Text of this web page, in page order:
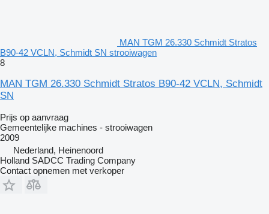
MAN TGM 26.330 Schmidt Stratos
B90-42 VCLN, Schmidt SN strooiwagen
8
MAN TGM 26.330 Schmidt Stratos B90-42 VCLN, Schmidt
SN
Prijs op aanvraag
Gemeentelijke machines - strooiwagen
2009
Nederland, Heinenoord
Holland SADCC Trading Company
Contact opnemen met verkoper